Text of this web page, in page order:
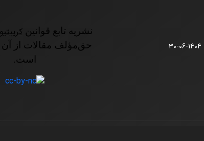
1404-06-30
نشریه تابع قوانین
حق‌مؤلف مقالات از آن
است.